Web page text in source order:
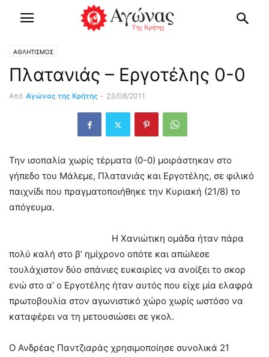
ΑΘΛΗΤΙΣΜΟΣ
Πλατανιάς – Εργοτέλης 0-0
Από Αγώνας της Κρήτης - 23/08/2011
Την ισοπαλία χωρίς τέρματα (0-0) μοιράστηκαν στο
γήπεδο του Μάλεμε, Πλατανιάς και Εργοτέλης, σε φιλικό
παιχνίδι που πραγματοποιήθηκε την Κυριακή (21/8) το
απόγευμα.
Η Χανιώτικη ομάδα ήταν πάρα
πολύ καλή στο βʼ ημίχρονο οπότε και απώλεσε
τουλάχιστον δύο σπάνιες ευκαιρίες να ανοίξει το σκορ
ενώ στο αʼ ο Εργοτέλης ήταν αυτός που είχε μία ελαφρά
πρωτοβουλία στον αγωνιστικό χώρο χωρίς ωστόσο να
καταφέρει να τη μετουσιώσει σε γκολ.
Ο Ανδρέας Παντζιαράς χρησιμοποίησε συνολικά 21